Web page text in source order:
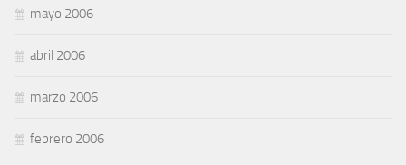
mayo 2006
abril 2006
marzo 2006
febrero 2006